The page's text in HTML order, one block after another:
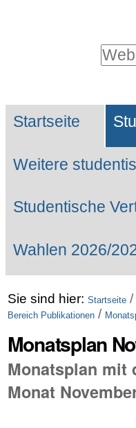
Website
Suche…
Sektionen
Startseite
Weitere
Studentische
Wahlen 2026/
Sie sind hier: Startseite /
Bereich Publikationen /
Monatsplan
Monatsplan mit
Monat